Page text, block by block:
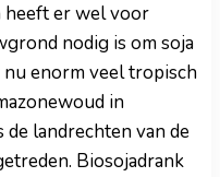
heeft er wel voor
nodig is om soja
enorm veel tropisch
in
landrechten van de
Biosojadrank